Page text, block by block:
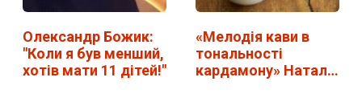
Олександр Божик:
"Коли я був менший,
хотів мати 11 дітей!"
«Мелодія кави в
тональності
кардамону» Наталії